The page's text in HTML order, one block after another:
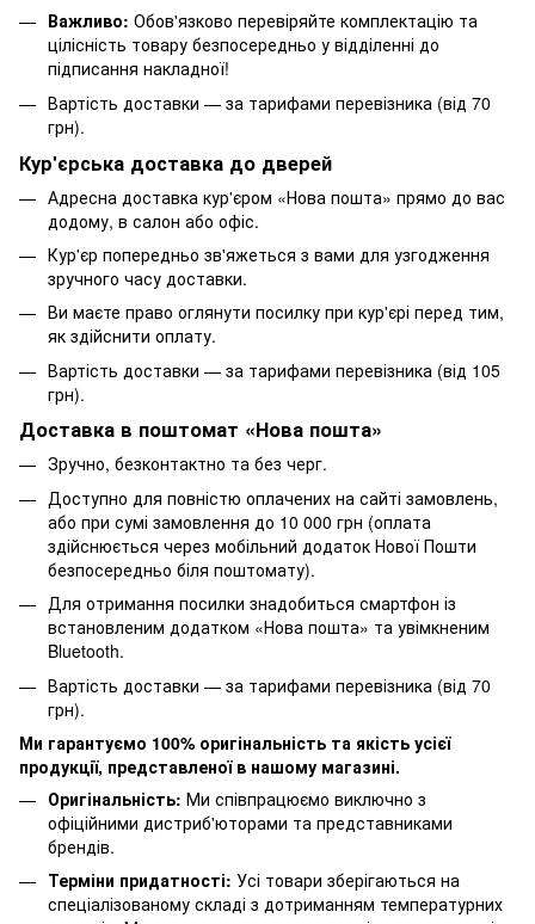
Важливо: Обов'язково перевіряйте комплектацію та
цілісність товару безпосередньо у відділенні до
підписання накладної!
Вартість доставки — за тарифами перевізника (від 70
грн).
Кур'єрська доставка до дверей
Адресна доставка кур'єром «Нова пошта» прямо до вас
додому, в салон або офіс.
Кур'єр попередньо зв'яжеться з вами для узгодження
зручного часу доставки.
Ви маєте право оглянути посилку при кур'єрі перед тим,
як здійснити оплату.
Вартість доставки — за тарифами перевізника (від 105
грн).
Доставка в поштомат «Нова пошта»
Зручно, безконтактно та без черг.
Доступно для повністю оплачених на сайті замовлень,
або при сумі замовлення до 10 000 грн (оплата
здійснюється через мобільний додаток Нової Пошти
безпосередньо біля поштомату).
Для отримання посилки знадобиться смартфон із
встановленим додатком «Нова пошта» та увімкненим
Bluetooth.
Вартість доставки — за тарифами перевізника (від 70
грн).
Ми гарантуємо 100% оригінальність та якість усієї
продукції, представленої в нашому магазині.
Оригінальність: Ми співпрацюємо виключно з
офіційними дистриб'юторами та представниками
брендів.
Терміни придатності: Усі товари зберігаються на
спеціалізованому складі з дотриманням температурних